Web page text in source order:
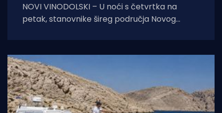
NOVI VINODOLSKI – U noći s četvrtka na
petak, stanovnike šireg područja Novog